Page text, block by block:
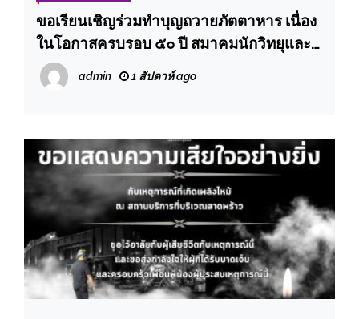
ขอเรียนเชิญร่วมทำบุญถวายภัตตาหาร เนื่อง
ในโอกาสครบรอบ ๕๐ ปี สมาคมนักวิทยุและ
โทรทัศน์แห่งประเทศไทย ในพระบรม
ราชูปถัมภ์
admin 1 สัปดาห์ ago